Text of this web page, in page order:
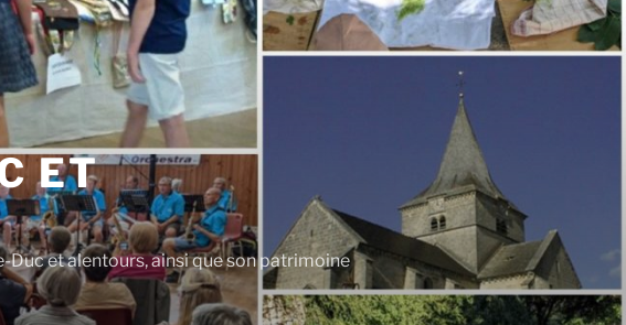
ET
et alentours, ainsi que son patrimoine